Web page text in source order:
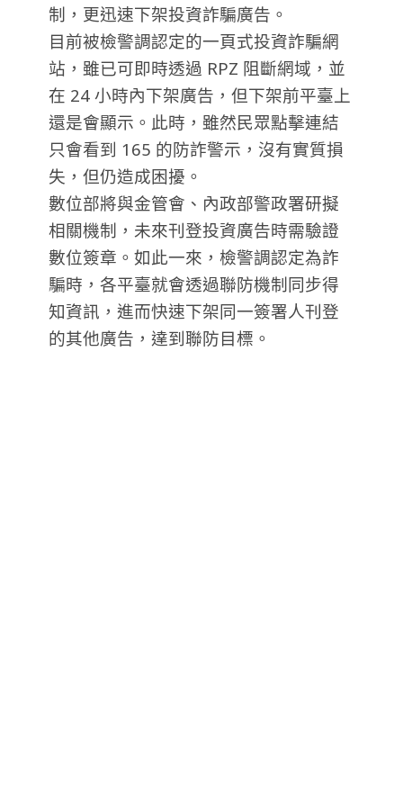
制，更迅速下架投資詐騙廣告。
目前被檢警調認定的一頁式投資詐騙網
站，雖已可即時透過 RPZ 阻斷網域，並
在 24 小時內下架廣告，但下架前平臺上
還是會顯示。此時，雖然民眾點擊連結
只會看到 165 的防詐警示，沒有實質損
失，但仍造成困擾。
數位部將與金管會、內政部警政署研擬
相關機制，未來刊登投資廣告時需驗證
數位簽章。如此一來，檢警調認定為詐
騙時，各平臺就會透過聯防機制同步得
知資訊，進而快速下架同一簽署人刊登
的其他廣告，達到聯防目標。